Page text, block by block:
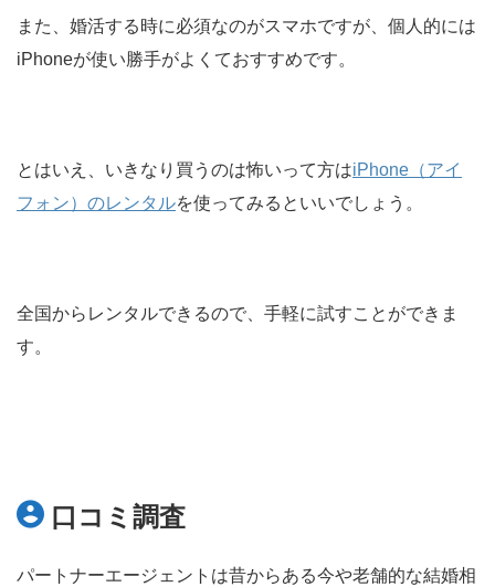
また、婚活する時に必須なのがスマホですが、個人的には
iPhoneが使い勝手がよくておすすめです。
とはいえ、いきなり買うのは怖いって方はiPhone（アイ
フォン）のレンタルを使ってみるといいでしょう。
全国からレンタルできるので、手軽に試すことができま
す。
口コミ調査
パートナーエージェントは昔からある今や老舗的な結婚相